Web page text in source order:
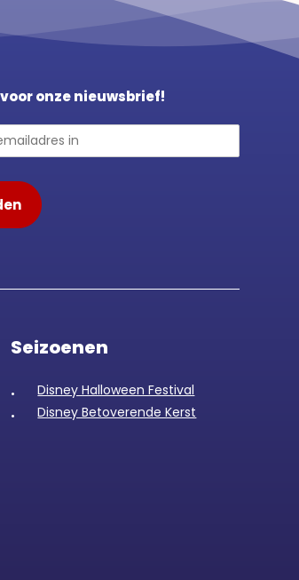
onze nieuwsbrief!
Seizoenen
Disney Halloween Festival
Disney Betoverende Kerst